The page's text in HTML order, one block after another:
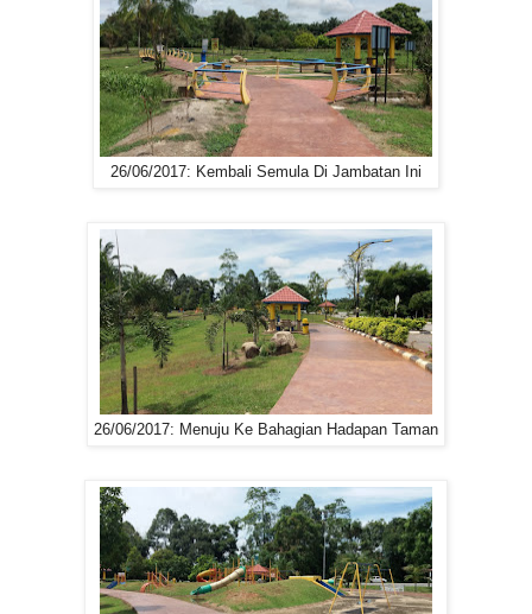
26/06/2017: Kembali Semula Di Jambatan Ini
26/06/2017: Menuju Ke Bahagian Hadapan Taman